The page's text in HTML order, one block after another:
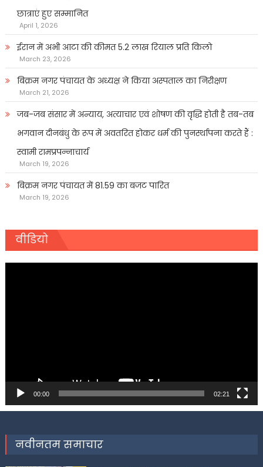
छात्राएं हुए सम्मानित
April 1, 2026
ईरान में अभी आटा की कीमत 5.2 लाख रियाल प्रति किलो
March 23, 2026
बिक्रम नगर पंचायत के अध्यक्ष ने किया अस्पताल का निरीक्षण
March 21, 2026
जब-जब संसार में अन्याय, अत्याचार एवं शोषण की वृद्धि होती है तब-तब
भगवान दीनबंधु के रूप में अवतरित होकर धर्म की पुनर्स्थापना करते हैं :
स्वामी रामप्रपन्नाचार्य
March 19, 2026
बिक्रम नगर पंचायत में 81.59 का बजट पारित
March 19, 2026
वीडियो
00:00 02:21
नवीनतम समाचार